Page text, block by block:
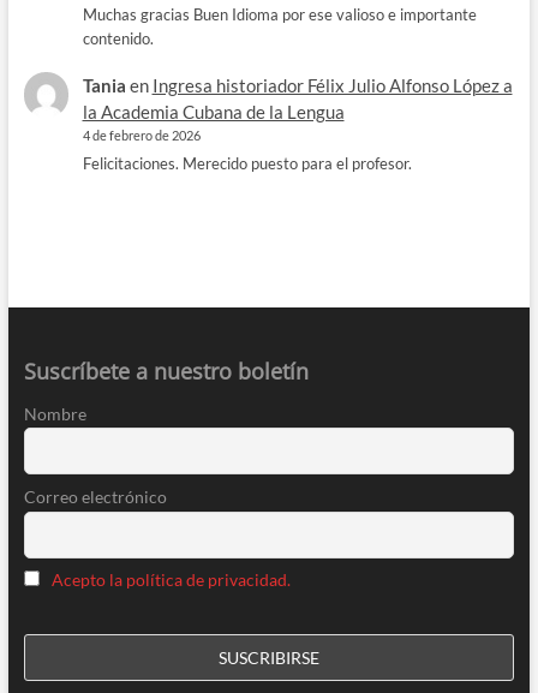
Muchas gracias Buen Idioma por ese valioso e importante
contenido.
Tania en Ingresa historiador Félix Julio Alfonso López a
la Academia Cubana de la Lengua
4 de febrero de 2026
Felicitaciones. Merecido puesto para el profesor.
Suscríbete a nuestro boletín
Nombre
Correo electrónico
Acepto la política de privacidad.